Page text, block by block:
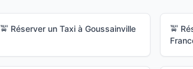
🚖 Réserver un Taxi à Goussainville 🚖